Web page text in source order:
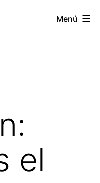
Menú
el